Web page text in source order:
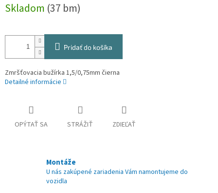
cena:
Skladom (37 bm)
Pridať do košíka
Zmršťovacia bužírka 1,5/0,75mm čierna
Detailné informácie
OPÝTAŤ SA STRÁŽIŤ ZDIEĽAŤ
Montáže
U nás zakúpené zariadenia Vám namontujeme do
vozidla